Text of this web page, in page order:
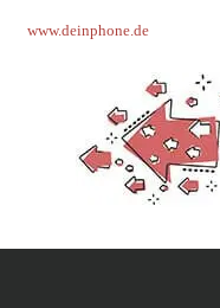
www.deinphone.de